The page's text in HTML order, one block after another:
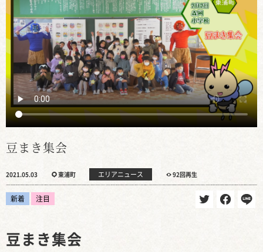
豆まき集会
2021.05.03 東浦町 エリアニュース 92回再生
新着 注目
豆まき集会